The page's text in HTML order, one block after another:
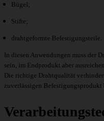
Bügel;
Stifte;
drahtgeformte Befestigungsteile.
In diesen Anwendungen muss der
sein, im Endprodukt aber
Die richtige Drahtqualität
zuverlässigen Befestigungsprodukt